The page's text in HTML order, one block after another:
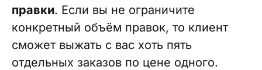
правки. Если вы не ограничите
конкретный объём правок, то клиент
сможет выжать с вас хоть пять
отдельных заказов по цене одного.